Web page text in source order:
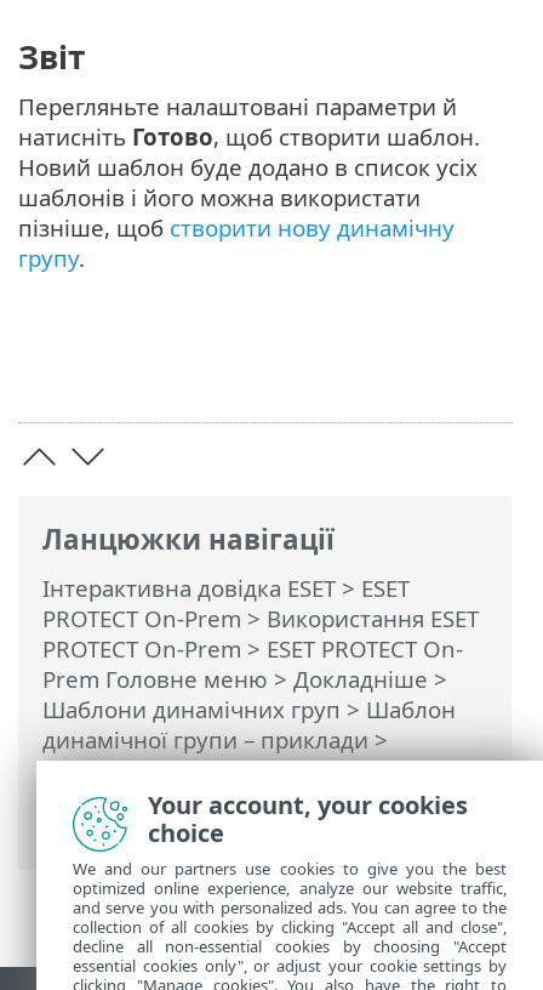
Ланцюжки навігації
Інтерактивна довідка ESET> ESET
PROTECT On-Prem > Використання ESET
PROTECT On-Prem > ESET PROTECT On-
Prem Головне меню > Докладніше >
Шаблони динамічних груп > Шаблон
динамічної групи – приклади>
Динамічна група – відсутність певної та
присутність іншої версії програмного
забезпечення
Звіт
Перегляньте налаштовані параметри й
натисніть Готово, щоб створити шаблон.
Новий шаблон буде додано в список усіх
шаблонів і його можна використати
пізніше, щоб створити нову динамічну
групу.
Your account, your cookies
choice
We and our partners use cookies to give you the best
optimized online experience, analyze our website traffic,
and serve you with personalized ads. You can agree to the
collection of all cookies by clicking "Accept all and close",
decline all non-essential cookies by choosing "Accept
essential cookies only", or adjust your cookie settings by
clicking "Manage cookies". You also have the right to